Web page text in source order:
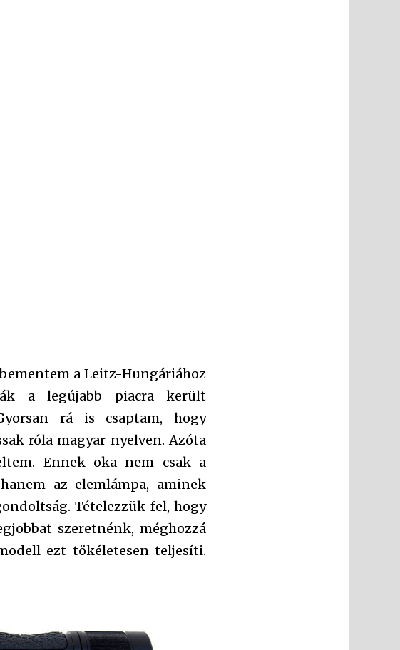
a Leitz-Hungáriához
a legújabb piacra került
rá is csaptam, hogy
róla magyar nyelven. Azóta
Ennek oka nem csak a
az elemlámpa, aminek
Tételezzük fel, hogy
szeretnénk, méghozzá
ezt tökéletesen teljesíti.